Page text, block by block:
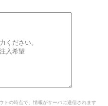
の時点で、情報がサーバに送信されます